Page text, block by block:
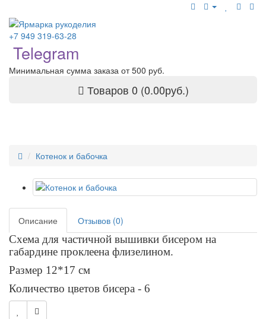
+7 949 319-63-28
Telegram
Минимальная сумма заказа от 500 руб.
Товаров 0 (0.00руб.)
Котенок и бабочка
Описание Отзывов (0)
Схема для частичной вышивки бисером на
габардине проклеена флизелином.
Размер 12*17 см
Количество цветов бисера - 6